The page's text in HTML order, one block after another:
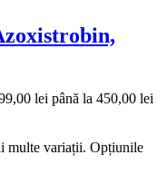
lei până la 450,00 lei
multe variații. Opțiunile